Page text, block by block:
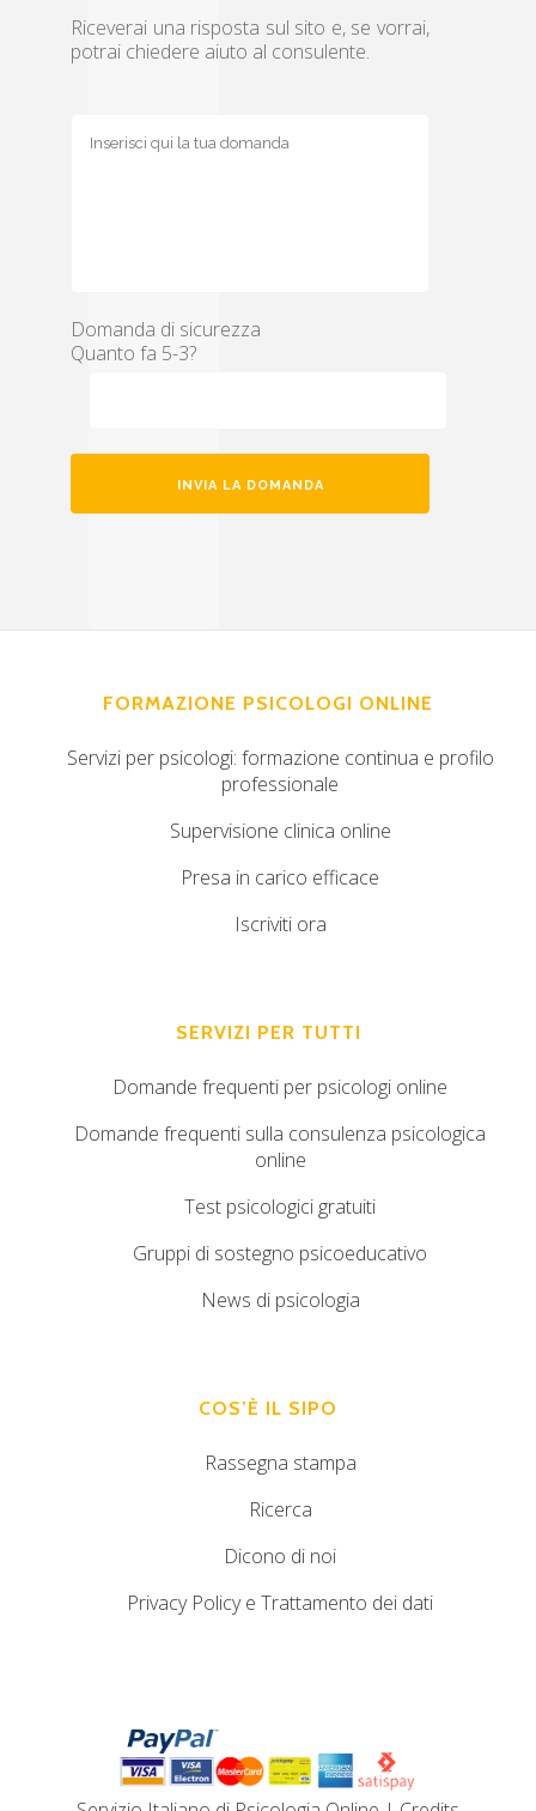
Riceverai una risposta sul sito e, se vorrai,
potrai chiedere aiuto al consulente.
Domanda di sicurezza
Quanto fa 5-3?
FORMAZIONE PSICOLOGI ONLINE
Servizi per psicologi: formazione continua e profilo
professionale
Supervisione clinica online
Presa in carico efficace
Iscriviti ora
SERVIZI PER TUTTI
Domande frequenti per psicologi online
Domande frequenti sulla consulenza psicologica
online
Test psicologici gratuiti
Gruppi di sostegno psicoeducativo
News di psicologia
COS’È IL SIPO
Rassegna stampa
Ricerca
Dicono di noi
Privacy Policy e Trattamento dei dati